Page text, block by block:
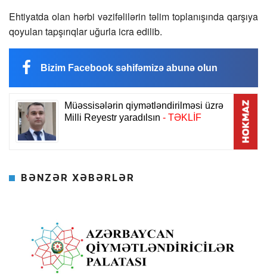
Ehtiyatda olan hərbi vəzifəlilərin təlim toplanışında qarşıya
qoyulan tapşırıqlar uğurla icra edilib.
Bizim Facebook səhifəmizə abunə olun
BƏNZƏR XƏBƏRLƏR